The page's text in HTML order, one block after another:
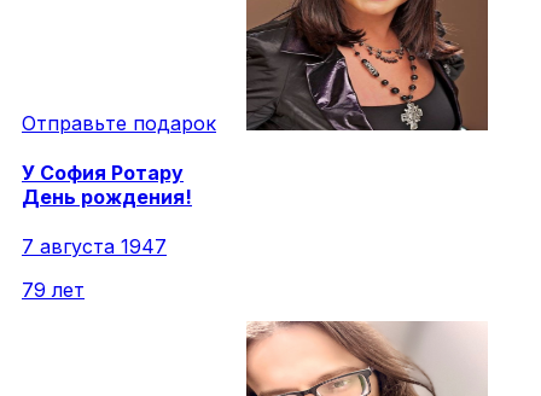
Отправьте подарок
У София Ротару
День рождения!
7 августа 1947
79 лет